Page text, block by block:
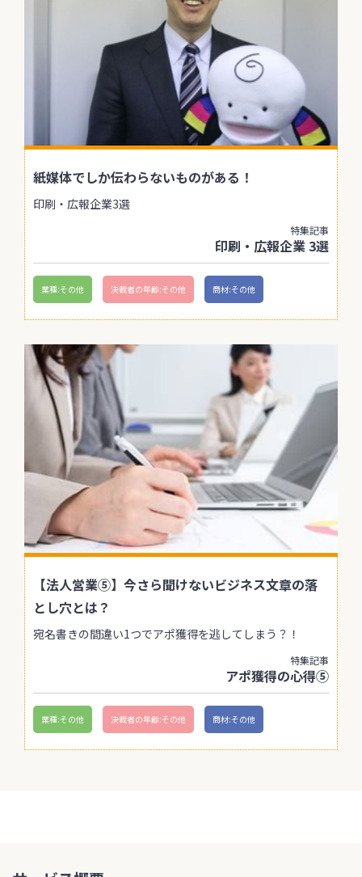
紙媒体でしか伝わらないものがある！
印刷・広報企業3選
特集記事
印刷・広報企業 3選
業種:その他 決裁者の年齢:その他 商材:その他
【法人営業⑤】今さら聞けないビジネス文章の落
とし穴とは？
宛名書きの間違い1つでアポ獲得を逃してしまう？！
特集記事
アポ獲得の心得⑤
業種:その他 決裁者の年齢:その他 商材:その他